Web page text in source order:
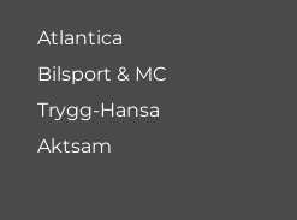
Atlantica
Bilsport & MC
Trygg-Hansa
Aktsam